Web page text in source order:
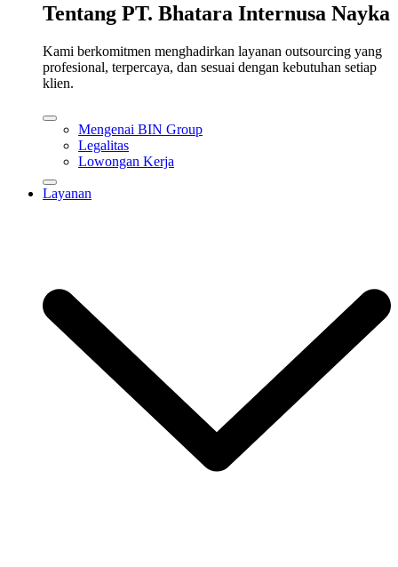
Tentang PT. Bhatara Internusa Nayka
Kami berkomitmen menghadirkan layanan outsourcing yang
profesional, terpercaya, dan sesuai dengan kebutuhan setiap
klien.
Mengenai BIN Group
Legalitas
Lowongan Kerja
Layanan